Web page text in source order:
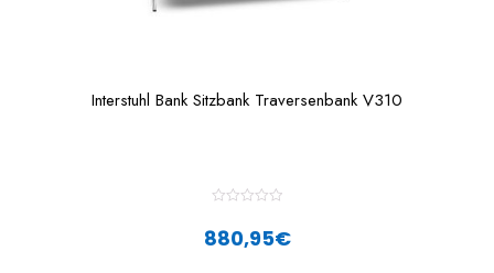
Interstuhl Bank Sitzbank Traversenbank V310
a
t
880,95€